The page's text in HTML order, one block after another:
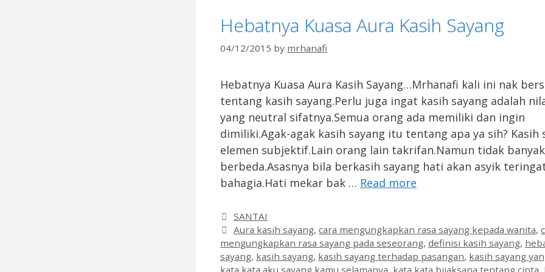
Hebatnya Kuasa Aura Kasih Sayang
04/12/2015 by mrhanafi
Hebatnya Kuasa Aura Kasih Sayang…Mrhanafi kali ini nak
tentang kasih sayang.Perlu juga ingat kasih sayang adalah
yang neutral sifatnya.Semua orang ada memiliki dan ingin
dimiliki.Agak-agak kasih sayang itu tentang apa ya sih? Kasih
elemen subjektif.Lain orang lain takrifan.Namun tidak banyak
berbeda.Asasnya bila berkasih sayang hati akan asyik
bahagia.Hati mekar bak … Read more
Categories
SANTAI
Tags
Aura kasih sayang,cara mengungkapkan rasa sayang kepada wanita,
mengungkapkan rasa sayang pada seseorang, definisi kasih sayang,
sayang, kasih sayang, kasih sayang terhadap pasangan, kasih sayang